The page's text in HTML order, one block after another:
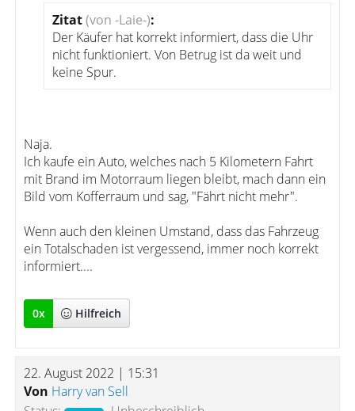
Zitat(von -Laie-):
Der Käufer hat korrekt informiert, dass die Uhr
nicht funktioniert. Von Betrug ist da weit und
keine Spur.
Naja.
Ich kaufe ein Auto, welches nach 5 Kilometern Fahrt
mit Brand im Motorraum liegen bleibt, mach dann ein
Bild vom Kofferraum und sag, "Fährt nicht mehr".
Wenn auch den kleinen Umstand, dass das Fahrzeug
ein Totalschaden ist vergessend, immer noch korrekt
informiert....
0x Hilfreich
22. August 2022 | 15:31
Von Harry van Sell